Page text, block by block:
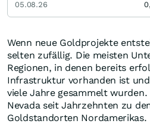
Wenn neue Goldprojekte
selten zufällig. Die meisten
Regionen, in denen bereits
Infrastruktur vorhanden ist
viele Jahre gesammelt
Nevada seit Jahrzehnten zu
Goldstandorten Nordamerikas.
05.08.26